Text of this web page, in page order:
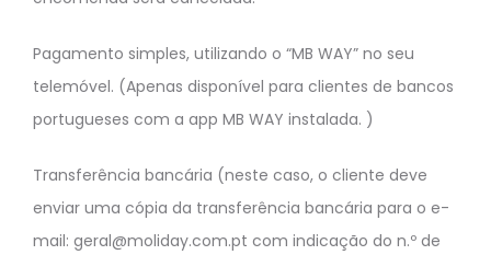
Pagamento simples, utilizando o “MB WAY” no seu
telemóvel. (Apenas disponível para clientes de bancos
portugueses com a app MB WAY instalada. )
Transferência bancária (neste caso, o cliente deve
enviar uma cópia da transferência bancária para o e-
mail: geral@moliday.com.pt com indicação do n.º de